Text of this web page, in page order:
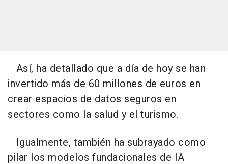
Así, ha detallado que a día de hoy se han
invertido más de 60 millones de euros en
crear espacios de datos seguros en
sectores como la salud y el turismo.
Igualmente, también ha subrayado como
pilar los modelos fundacionales de IA